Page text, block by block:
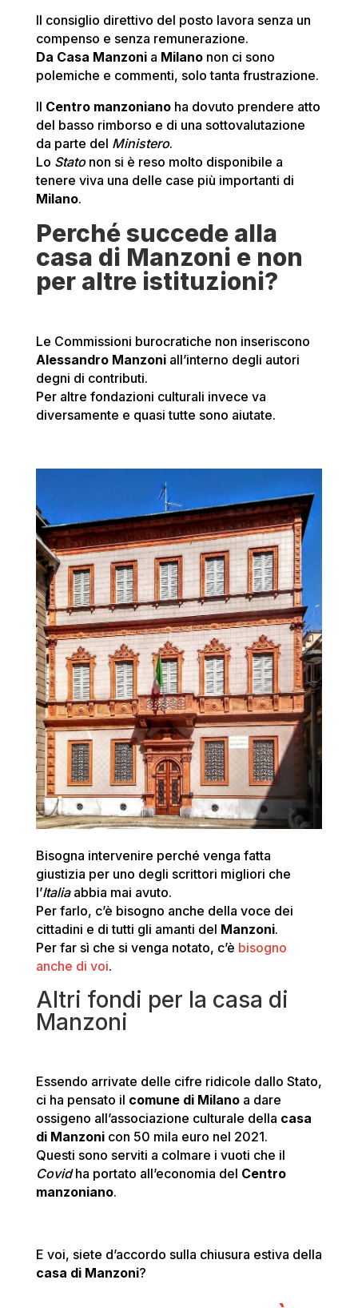
Il consiglio direttivo del posto lavora senza un
compenso e senza remunerazione.
Da Casa Manzonia Milanonon ci sono
polemiche e commenti, solo tanta frustrazione.
Il Centro manzonianoha dovuto prendere atto
del basso rimborso e di una sottovalutazione
da parte del Ministero.
Lo Stato non si è reso molto disponibile a
tenere viva una delle case più importanti di
Milano.
Perché succede alla
casa di Manzoni e non
per altre istituzioni?
Le Commissioni burocratiche non inseriscono
Alessandro Manzoniall’interno degli autori
degni di contributi.
Per altre fondazioni culturali invece va
diversamente e quasi tutte sono aiutate.
Bisogna intervenire perché venga fatta
giustizia per uno degli scrittori migliori che
l’Italia abbia mai avuto.
Per farlo, c’è bisogno anche della voce dei
cittadini e di tutti gli amanti del Manzoni.
Per far sì che si venga notato, c’è bisogno
anche di voi.
Altri fondi per la casa di
Manzoni
Essendo arrivate delle cifre ridicole dallo Stato,
ci ha pensato il comune di Milanoa dare
ossigeno all’associazione culturale della casa
di Manzonicon 50 mila euro nel 2021.
Questi sono serviti a colmare i vuoti che il
Covidha portato all’economia del Centro
manzoniano.
E voi, siete d’accordo sulla chiusura estiva della
casa di Manzoni?